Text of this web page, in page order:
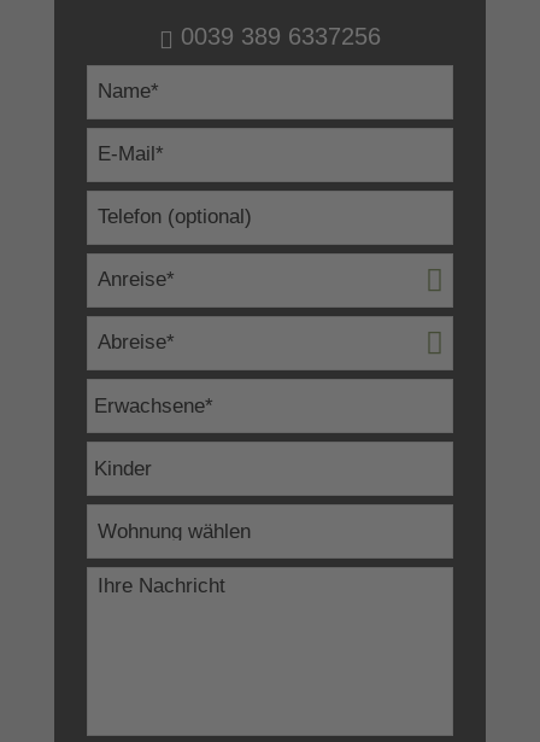
0039 389 6337256